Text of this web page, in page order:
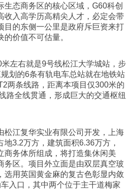
生态商务区的核心区域，G60科创
收入高学历高精尖人才，必定会带
目的东侧一公里是政府斥巨资来打
价值不可估量。
左右就是9号线松江大学城站，步
划的6条有轨电车总站就在地铁站
两条线路，距离本项目仅300米的
路全线贯通，形成巨大的交通枢纽
松江复华实业有限公司开发，上海
3.2万方，建筑面积6.36万方，
商务体所组成，将打造集休闲美
务区。项目外立面是由双层真空玻
选用英国黄金麻的复古色彰显内敛
入口，其中两个位于主干道梅家